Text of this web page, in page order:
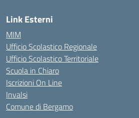
Link Esterni
MIM
Ufficio Scolastico Regionale
Ufficio Scolastico Territoriale
Scuola in Chiaro
Iscrizioni On Line
Invalsi
Comune di Bergamo